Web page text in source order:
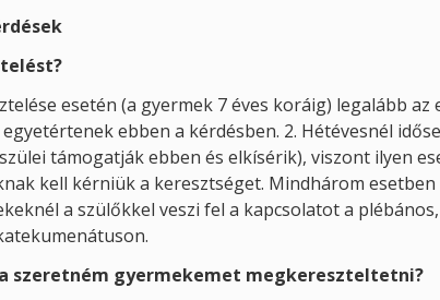
esetén (a gyermek 7 éves koráig) legalább
ebben a kérdésben. 2. Hétévesnél
támogatják ebben és elkísérik), viszont ilyen
kell kérniük a keresztséget. Mindhárom
a szülőkkel veszi fel a kapcsolatot a
szeretném gyermekemet megkereszteltetni?